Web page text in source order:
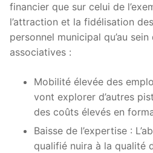
financier que sur celui de
l’attraction et la fidélisation
personnel municipal qu’au
associatives :
Mobilité élevée des
vont explorer d’autres
des coûts élevés en
Baisse de l’expertise :
qualifié nuira à la qualité